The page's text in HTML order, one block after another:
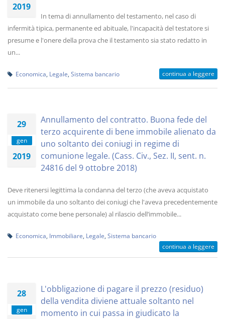
2019
In tema di annullamento del testamento, nel caso di
infermità tipica, permanente ed abituale, l'incapacità del testatore si
presume e l'onere della prova che il testamento sia stato redatto in
un...
Economica Legale Sistema bancario continua a leggere
29
gen
2019
Annullamento del contratto. Buona fede del
terzo acquirente di bene immobile alienato da
uno soltanto dei coniugi in regime di
comunione legale. (Cass. Civ., Sez. II, sent. n.
24816 del 9 ottobre 2018)
Deve ritenersi legittima la condanna del terzo (che aveva acquistato
un immobile da uno soltanto dei coniugi che l'aveva precedentemente
acquistato come bene personale) al rilascio dell’immobile...
Economica Immobiliare Legale Sistema bancario
continua a leggere
28
gen
L'obbligazione di pagare il prezzo (residuo)
della vendita diviene attuale soltanto nel
momento in cui passa in giudicato la